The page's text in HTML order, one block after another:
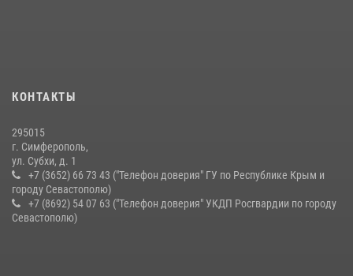
10 июля 2026, 15:10
КОНТАКТЫ
295015
г. Симферополь,
ул. Субхи, д. 1
+7 (3652) 66 73 43 ("Телефон доверия" ГУ по Республике Крым и
городу Севастополю)
+7 (8692) 54 07 63 ("Телефон доверия" УКДП Росгвардии по городу
Севастополю)